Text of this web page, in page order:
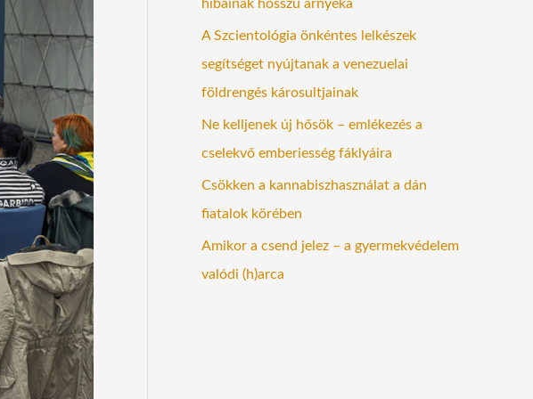
hibáinak hosszú árnyéka
A Szcientológia önkéntes lelkészek
segítséget nyújtanak a venezuelai
földrengés károsultjainak
Ne kelljenek új hősök – emlékezés a
cselekvő emberiesség fáklyáira
Csökken a kannabiszhasználat a dán
fiatalok körében
Amikor a csend jelez – a gyermekvédelem
valódi (h)arca